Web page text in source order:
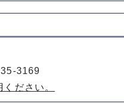
3169
ださい。